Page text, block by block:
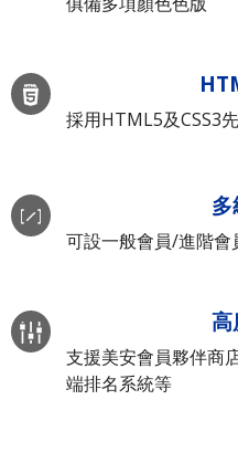
採用HTML5及CSS3
可設一般會員/進階會
高
支援美安會員夥伴商
端排名系統等